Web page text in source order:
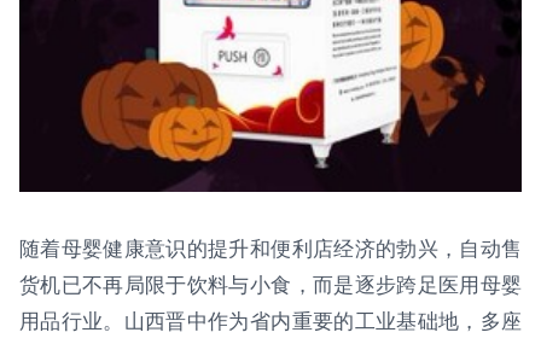
随着母婴健康意识的提升和便利店经济的勃兴，自动售
货机已不再局限于饮料与小食，而是逐步跨足医用母婴
用品行业。山西晋中作为省内重要的工业基础地，多座